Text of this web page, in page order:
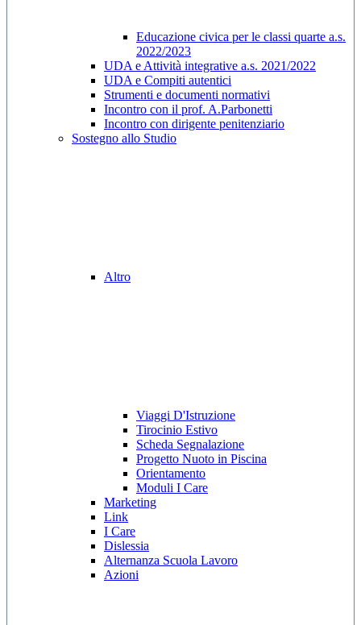
Educazione civica per le classi quarte a.s.
2022/2023
UDA e Attività integrative a.s. 2021/2022
UDA e Compiti autentici
Strumenti e documenti normativi
Incontro con il prof. A.Parbonetti
Incontro con dirigente penitenziario
Sostegno allo Studio
Altro
Viaggi D'Istruzione
Tirocinio Estivo
Scheda Segnalazione
Progetto Nuoto in Piscina
Orientamento
Moduli I Care
Marketing
Link
I Care
Dislessia
Alternanza Scuola Lavoro
Azioni